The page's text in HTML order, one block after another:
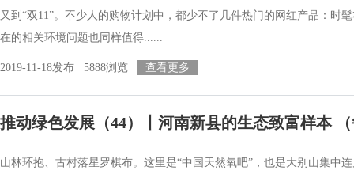
又到“双11”。不少人的购物计划中，都少不了几件热门的网红产品：
在的相关环境问题也同样值得......
2019-11-18发布 5888浏览 查看更多
推动绿色发展（44）丨河南新县的生态致富样本
山林环抱、古村落星罗棋布。这里是“中国天然氧吧”，也是大别山集中